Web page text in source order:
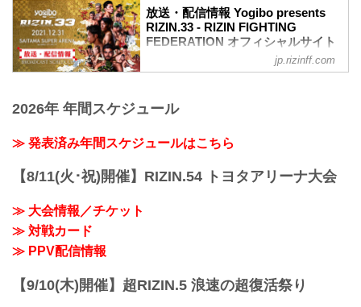
Yogibo presents RIZIN.33
日時
2021年12月31日（金）11:30開場 / 13:30
予定時間が前後することがありますので
会場
JR京浜東北線・JR上野東京ライン（宇都
放送・配信情報 Yogibo presents
RIZIN.33 - RIZIN FIGHTING
FEDERATION オフィシャルサイト
12月31日（金）さいたまスーパーアリー
会場に行けない方は、Exciting RIZIN、
を締めくくる格闘技の祭典 RIZIN.33を全
放送・配信スケジュール一覧
事前番組
jp.rizinff.com
2026年 年間スケジュール
≫ 発表済み年間スケジュールはこちら
【8/11(火･祝)開催】RIZIN.54 トヨタアリーナ大会
≫ 大会情報／チケット
≫ 対戦カード
≫ PPV配信情報
【9/10(木)開催】超RIZIN.5 浪速の超復活祭り